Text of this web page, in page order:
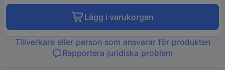
Lägg i varukorgen
Tillverkare eller person som ansvarar för produkten
Rapportera juridiska problem